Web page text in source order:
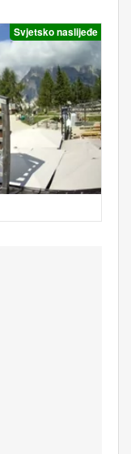
Svjetsko naslijeđe